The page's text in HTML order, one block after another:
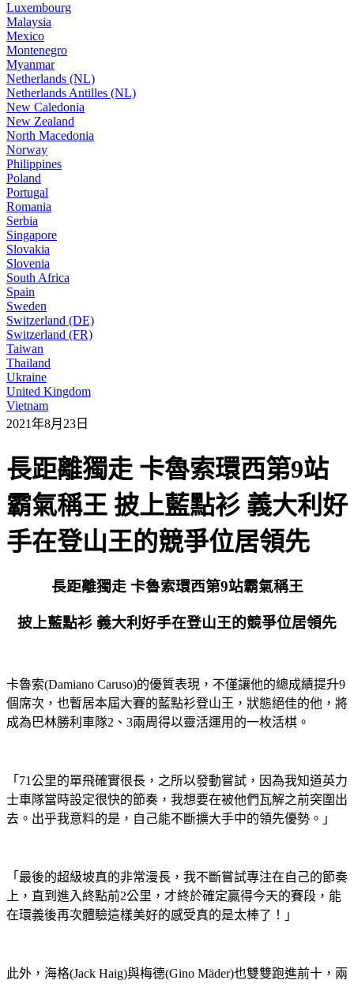
Luxembourg
Malaysia
Mexico
Montenegro
Myanmar
Netherlands (NL)
Netherlands Antilles (NL)
New Caledonia
New Zealand
North Macedonia
Norway
Philippines
Poland
Portugal
Romania
Serbia
Singapore
Slovakia
Slovenia
South Africa
Spain
Sweden
Switzerland (DE)
Switzerland (FR)
Taiwan
Thailand
Ukraine
United Kingdom
Vietnam
2021年8月23日
長距離獨走 卡魯索環西第9站
霸氣稱王 披上藍點衫 義大利好
手在登山王的競爭位居領先
長距離獨走 卡魯索環西第9站霸氣稱王
披上藍點衫 義大利好手在登山王的競爭位居領先
卡魯索(Damiano Caruso)的優質表現，不僅讓他的總成績提升9
個席次，也暫居本屆大賽的藍點衫登山王，狀態絕佳的他，將
成為巴林勝利車隊2、3兩周得以靈活運用的一枚活棋。
「71公里的單飛確實很長，之所以發動嘗試，因為我知道英力
士車隊當時設定很快的節奏，我想要在被他們瓦解之前突圍出
去。出乎我意料的是，自己能不斷擴大手中的領先優勢。」
「最後的超級坡真的非常漫長，我不斷嘗試專注在自己的節奏
上，直到進入終點前2公里，才終於確定贏得今天的賽段，能
在環義後再次體驗這樣美好的感受真的是太棒了！」
此外，海格(Jack Haig)與梅德(Gino Mäder)也雙雙跑進前十，兩